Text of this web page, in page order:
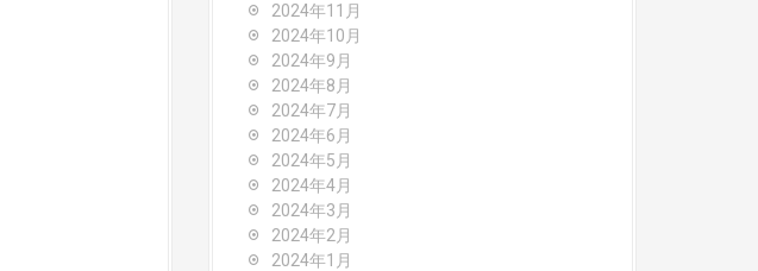
2024年11月
2024年10月
2024年9月
2024年8月
2024年7月
2024年6月
2024年5月
2024年4月
2024年3月
2024年2月
2024年1月